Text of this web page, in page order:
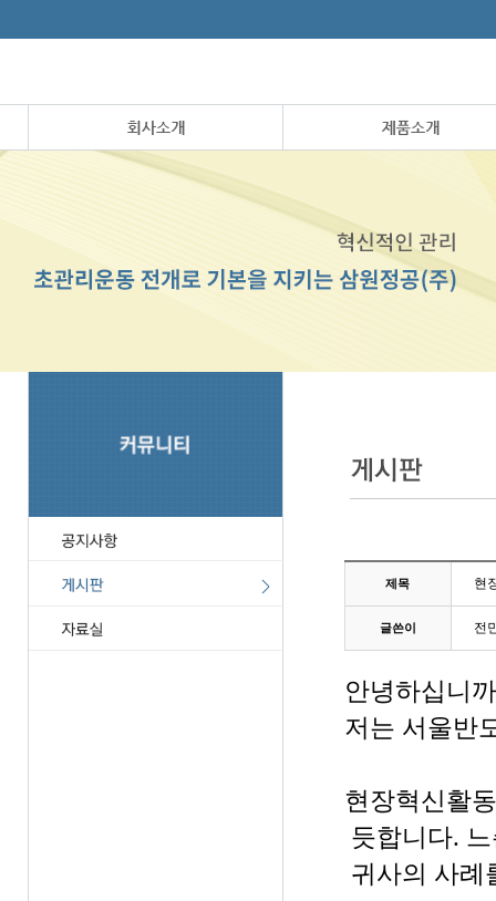
제목 현
글쓴이 전
안녕하십니
저는 서울반
현장혁신활
듯합니다.
귀사의 사례